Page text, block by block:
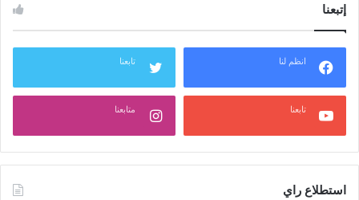
إتبعنا
انظم لنا تابعنا
تابعنا متابعنا
استطلاع راي